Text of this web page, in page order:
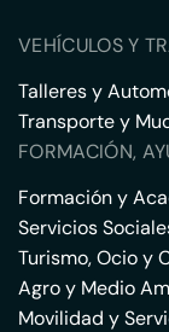
VEHÍCULOS Y
Talleres y
Transporte y
FORMACIÓN,
Formación y
Servicios
Turismo, Ocio y
Agro y Medio
Movilidad y